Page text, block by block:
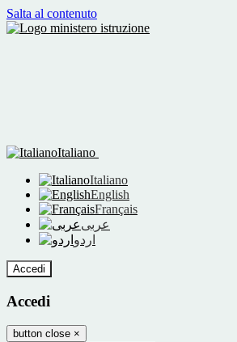
Salta al contenuto
Italiano
Italiano
English
Français
عربى
اردو
Accedi
Accedi
button close ×